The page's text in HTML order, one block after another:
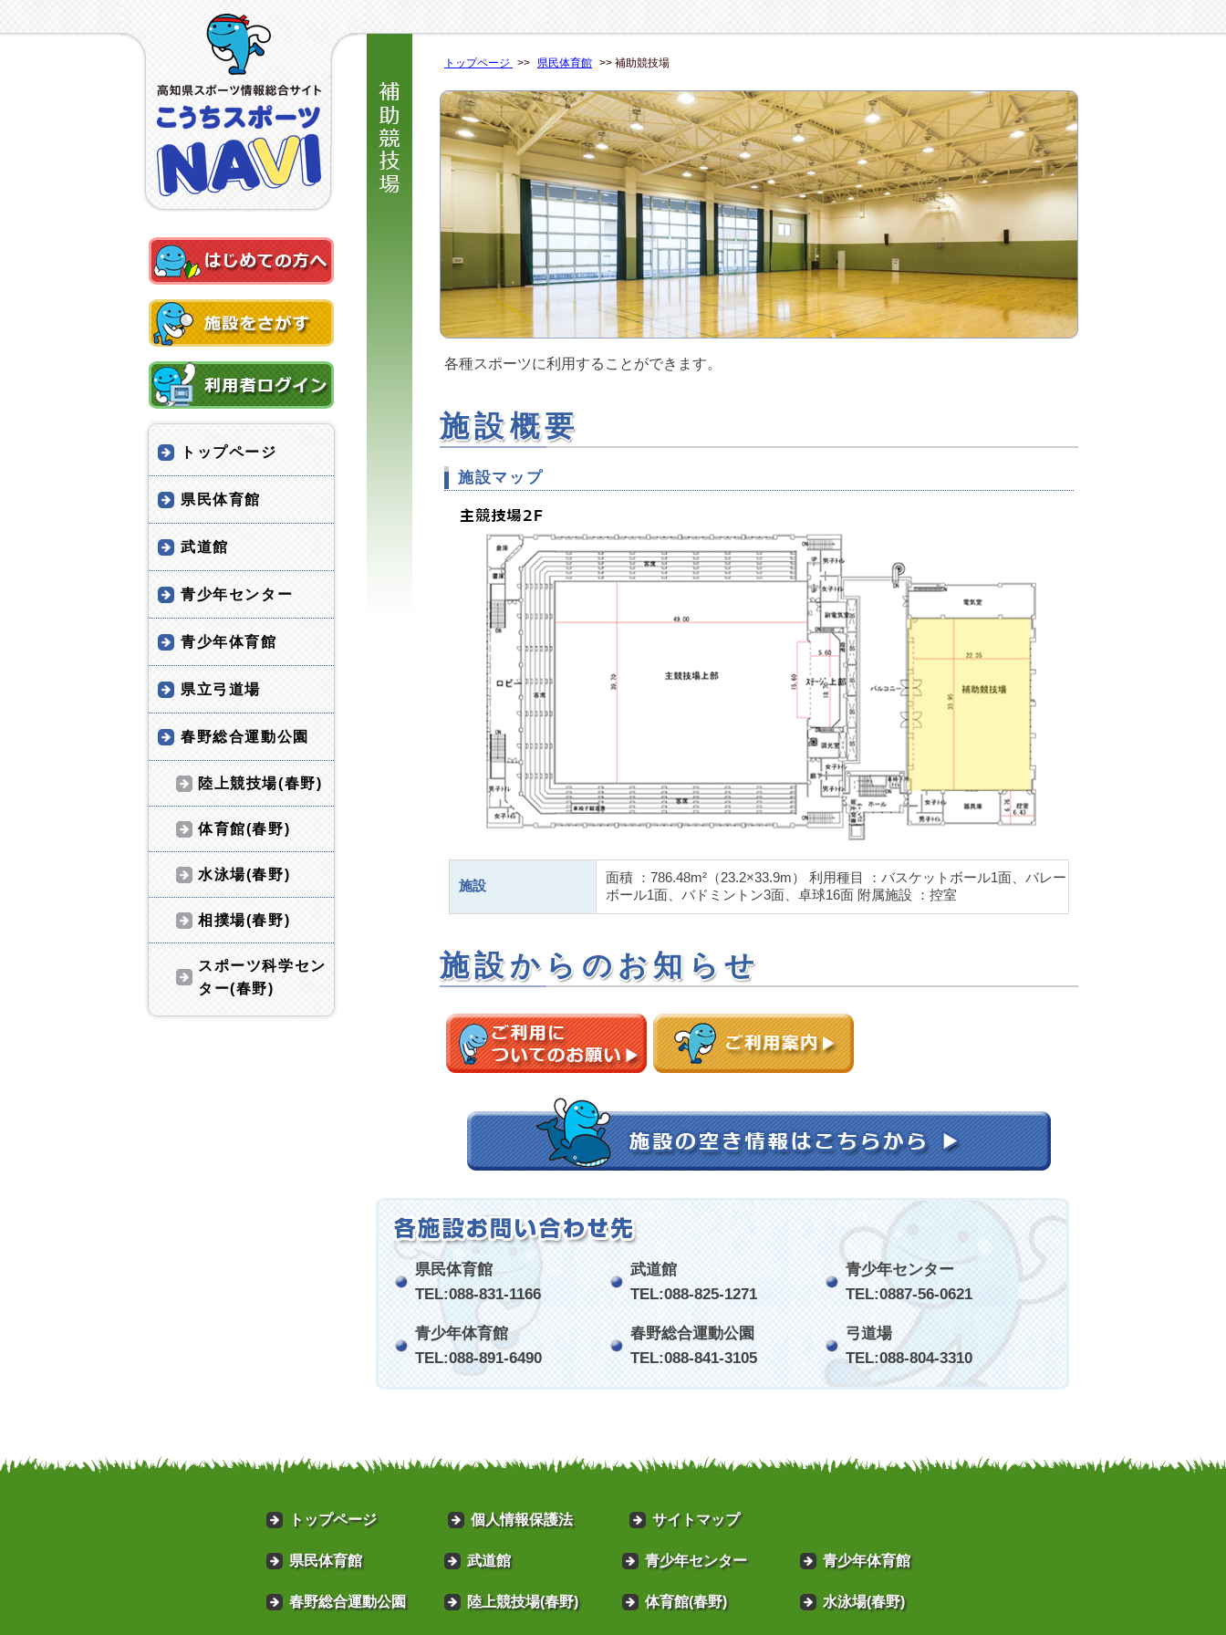
トップページ >> 県民体育館 >> 補助競技場
各種スポーツに利用することができます。
施設概要
施設マップ
施設
面積 ：786.48m²（23.2×33.9m） 利用種目 ：バスケットボール1面、バレー
ボール1面、バドミントン3面、卓球16面 附属施設 ：控室
施設からのお知らせ
県民体育館
TEL:088-831-1166
武道館
TEL:088-825-1271
青少年センター
TEL:0887-56-0621
青少年体育館
TEL:088-891-6490
春野総合運動公園
TEL:088-841-3105
弓道場
TEL:088-804-3310
トップページ
県民体育館
武道館
青少年センター
青少年体育館
県立弓道場
春野総合運動公園
陸上競技場(春野)
体育館(春野)
水泳場(春野)
相撲場(春野)
スポーツ科学セン
ター(春野)
トップページ 個人情報保護法 サイトマップ
県民体育館 武道館 青少年センター 青少年体育館
春野総合運動公園 陸上競技場(春野) 体育館(春野) 水泳場(春野)